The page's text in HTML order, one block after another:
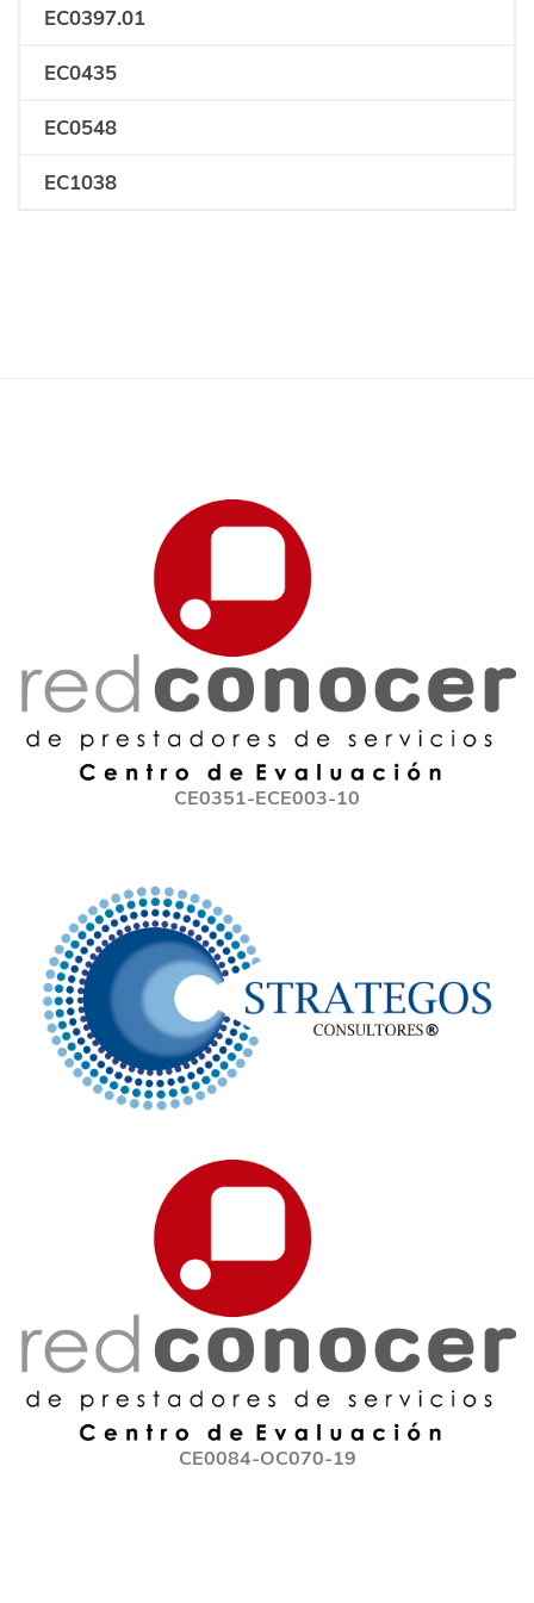
EC0397.01
EC0435
EC0548
EC1038
CE0351-ECE003-10
CE0084-OC070-19